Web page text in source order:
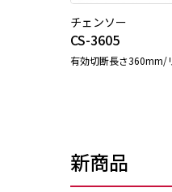
チェンソー
CS-3605
有効切断長さ360mm/
新商品